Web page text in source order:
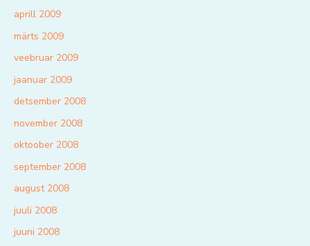
aprill 2009
märts 2009
veebruar 2009
jaanuar 2009
detsember 2008
november 2008
oktoober 2008
september 2008
august 2008
juuli 2008
juuni 2008